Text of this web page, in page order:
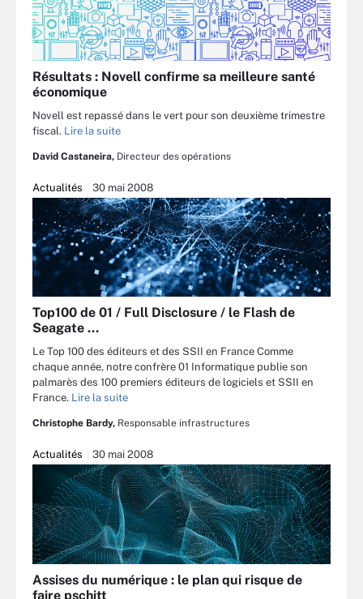
Résultats : Novell confirme sa meilleure santé
économique
Novell est repassé dans le vert pour son deuxième trimestre
fiscal. Lire la suite
David Castaneira, Directeur des opérations
Actualités 30 mai 2008
Top100 de 01 / Full Disclosure / le Flash de
Seagate …
Le Top 100 des éditeurs et des SSII en France Comme
chaque année, notre confrère 01 Informatique publie son
palmarès des 100 premiers éditeurs de logiciels et SSII en
France. Lire la suite
Christophe Bardy, Responsable infrastructures
Actualités 30 mai 2008
Assises du numérique : le plan qui risque de
faire pschitt